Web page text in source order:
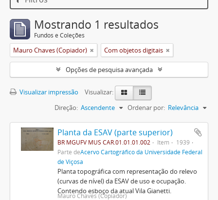
Mostrando 1 resultados
Fundos e Coleções
Mauro Chaves (Copiador) Com objetos digitais
Opções de pesquisa avançada
Visualizar impressão
Visualizar:
Ordenar por: Relevância
Direção: Ascendente
Planta da ESAV (parte superior)
BR MGUFV MUS CAR.01.01.01.002 Item
1939
Parte deAcervo Cartográfico da Universidade Federal
de Viçosa
Planta topográfica com representação do relevo
(curvas de nível) da ESAV de uso e ocupação.
Contendo esboço da atual Vila Gianetti.
Mauro Chaves (Copiador)